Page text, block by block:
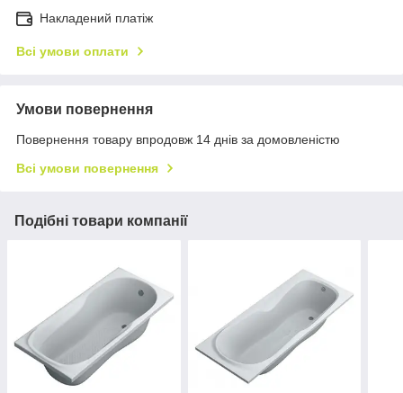
Накладений платіж
Всі умови оплати
Умови повернення
Повернення товару впродовж 14 днів за домовленістю
Всі умови повернення
Подібні товари компанії